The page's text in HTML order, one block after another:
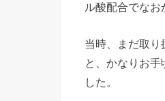
ル酸配合でなお
当時、まだ取り
と、かなりお
した。